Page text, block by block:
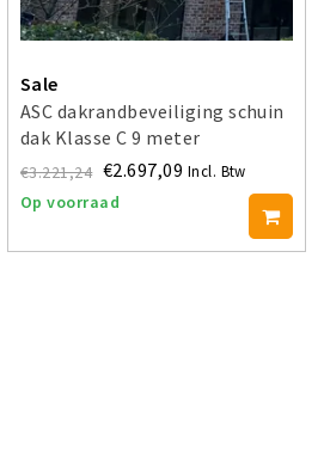
Sale
ASC dakrandbeveiliging schuin
dak Klasse C 9 meter
€3.221,24 €2.697,09 Incl. Btw
Op voorraad